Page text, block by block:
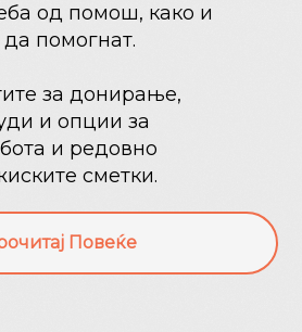
од помош, како и
да помогнат.
за донирање,
и опции за
и редовно
сметки.
Повеќе